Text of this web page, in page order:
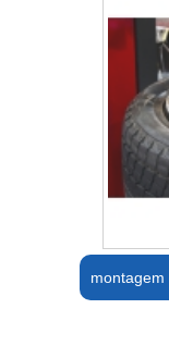
montagem